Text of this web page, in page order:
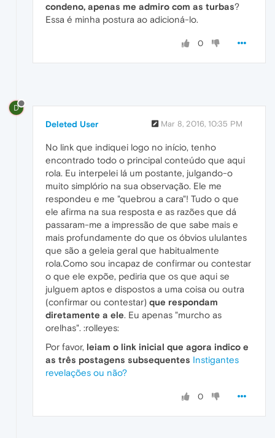
condeno, apenas me admiro com as turbas?
Essa é minha postura ao adicioná-lo.
0
D
Deleted User Mar 8, 2016, 10:35 PM
No link que indiquei logo no início, tenho
encontrado todo o principal conteúdo que aqui
rola. Eu interpelei lá um postante, julgando-o
muito simplório na sua observação. Ele me
respondeu e me "quebrou a cara"! Tudo o que
ele afirma na sua resposta e as razões que dá
passaram-me a impressão de que sabe mais e
mais profundamente do que os óbvios ululantes
que são a geleia geral que habitualmente
rola.Como sou incapaz de confirmar ou contestar
o que ele expõe, pediria que os que aqui se
julguem aptos e dispostos a uma coisa ou outra
(confirmar ou contestar) que respondam
diretamente a ele. Eu apenas "murcho as
orelhas". :rolleyes:
Por favor, leiam o link inicial que agora indico e
as três postagens subsequentes Instigantes
revelações ou não?
0